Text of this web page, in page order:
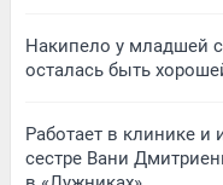
Накипело у младшей
осталась быть
Работает в клинике и
сестре Вани